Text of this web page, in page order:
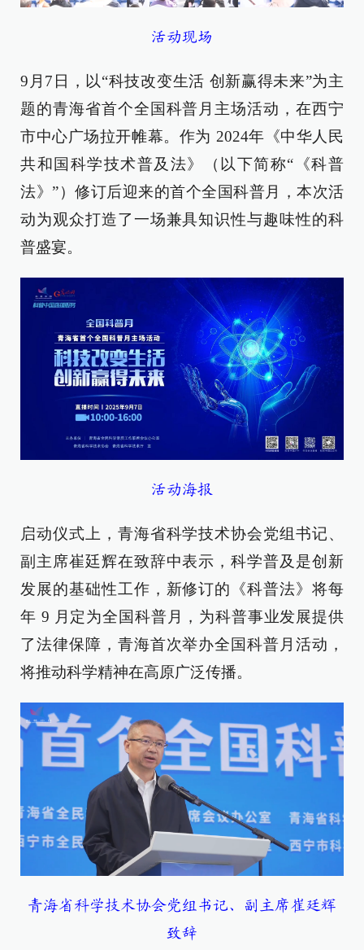
活动现场
9月7日，以“科技改变生活 创新赢得未来”为主
题的青海省首个全国科普月主场活动，在西宁
市中心广场拉开帷幕。作为 2024年《中华人民
共和国科学技术普及法》（以下简称“《科普
法》”）修订后迎来的首个全国科普月，本次活
动为观众打造了一场兼具知识性与趣味性的科
普盛宴。
活动海报
启动仪式上，青海省科学技术协会党组书记、
副主席崔廷辉在致辞中表示，科学普及是创新
发展的基础性工作，新修订的《科普法》将每
年 9 月定为全国科普月，为科普事业发展提供
了法律保障，青海首次举办全国科普月活动，
将推动科学精神在高原广泛传播。
青海省科学技术协会党组书记、副主席崔廷辉
致辞